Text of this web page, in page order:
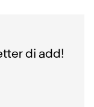
di add!